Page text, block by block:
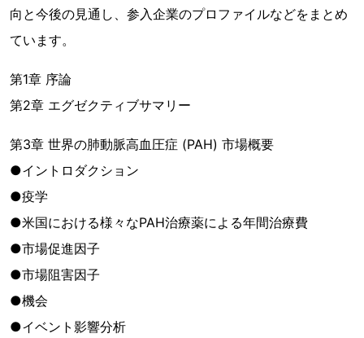
向と今後の見通し、参入企業のプロファイルなどをまとめ
ています。
第1章 序論
第2章 エグゼクティブサマリー
第3章 世界の肺動脈高血圧症 (PAH) 市場概要
●イントロダクション
●疫学
●米国における様々なPAH治療薬による年間治療費
●市場促進因子
●市場阻害因子
●機会
●イベント影響分析